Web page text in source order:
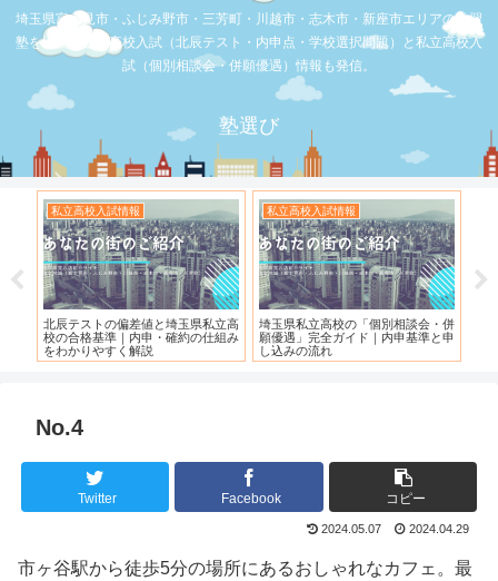
埼玉県富士見市・ふじみ野市・三芳町・川越市・志木市・新座市エリアの学習
塾を比較。公立高校入試（北辰テスト・内申点・学校選択問題）と私立高校入
試（個別相談会・併願優遇）情報も発信。
塾選び
試情報
の偏差値と埼玉県私立高
準｜内申・確約の仕組み
すく解説
私立高校入試情報
埼玉県私立高校の「個別相談会・併
願優遇」完全ガイド｜内申基準と申
お店の覆面取材
【スシロー三芳店】
れている！！！
No.4
Twitter Facebook コピー
2024.05.07 2024.04.29
市ヶ谷駅から徒歩5分の場所にあるおしゃれなカフェ。最